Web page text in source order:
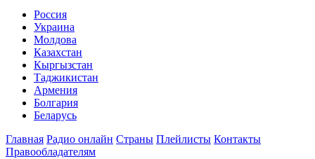
Россия
Украина
Молдова
Казахстан
Кыргызстан
Таджикистан
Армения
Болгария
Беларусь
Главная Радио онлайн Страны Плейлисты Контакты
Правообладателям